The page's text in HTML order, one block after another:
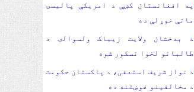
په افغانستان کښې د امریکې پالیسۍ
ماتې خوړلې ده
د بدخشان ولایت زیباک ولسوالۍ د
طالبانو لخوا نسکور شوه
د نواز شریف استعفی، د پاکستان حکومت
د مخالفینو غوښتنه ده